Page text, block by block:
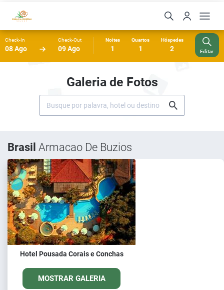
Check-In
08 Ago
Check-Out
09 Ago
Noites
1
Quartos
1
Hóspedes
2 Editar
Galeria de Fotos
Brasil Armacao De Buzios
Hotel Pousada Corais e Conchas
MOSTRAR GALERIA